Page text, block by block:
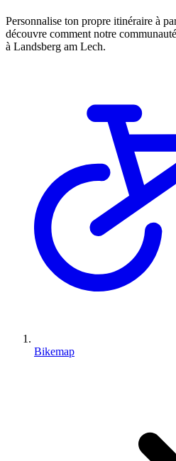
Personnalise ton propre itinéraire à
découvre comment notre
à Landsberg am Lech.
Bikemap